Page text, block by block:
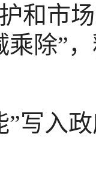
和市
乘除”
”写入